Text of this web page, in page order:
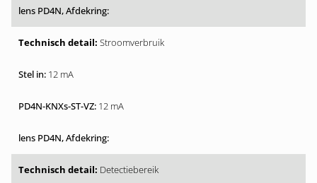
Stroomverbruik
12 mA
12 mA
Detectiebereik